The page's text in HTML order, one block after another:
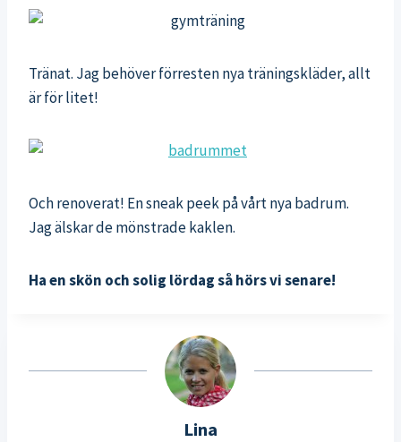
Tränat. Jag behöver förresten nya träningskläder, allt
är för litet!
Och renoverat! En sneak peek på vårt nya badrum.
Jag älskar de mönstrade kaklen.
Ha en skön och solig lördag så hörs vi senare!
Lina